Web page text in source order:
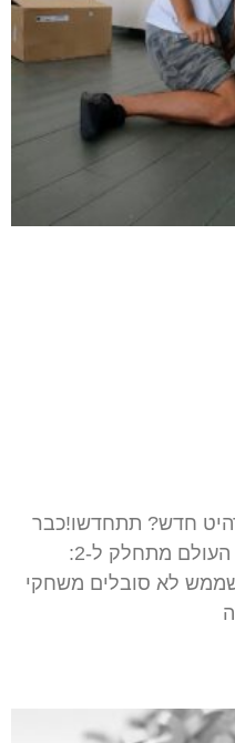
חדש? תתחדשו!כבר
הזמנתם מרכיב רהיטים? בנינו, העולם מתחלק ל-2:
שממש לא סובלים משחקי